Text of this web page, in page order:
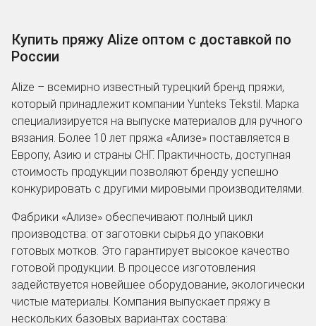
Купить пряжу Alize оптом с доставкой по
России
Alize – всемирно известный турецкий бренд пряжи,
который принадлежит компании Yunteks Tekstil. Марка
специализируется на выпуске материалов для ручного
вязания. Более 10 лет пряжа «Ализе» поставляется в
Европу, Азию и страны СНГ. Практичность, доступная
стоимость продукции позволяют бренду успешно
конкурировать с другими мировыми производителями.
Фабрики «Ализе» обеспечивают полный цикл
производства: от заготовки сырья до упаковки
готовых мотков. Это гарантирует высокое качество
готовой продукции. В процессе изготовления
задействуется новейшее оборудование, экологически
чистые материалы. Компания выпускает пряжу в
нескольких базовых вариантах состава: